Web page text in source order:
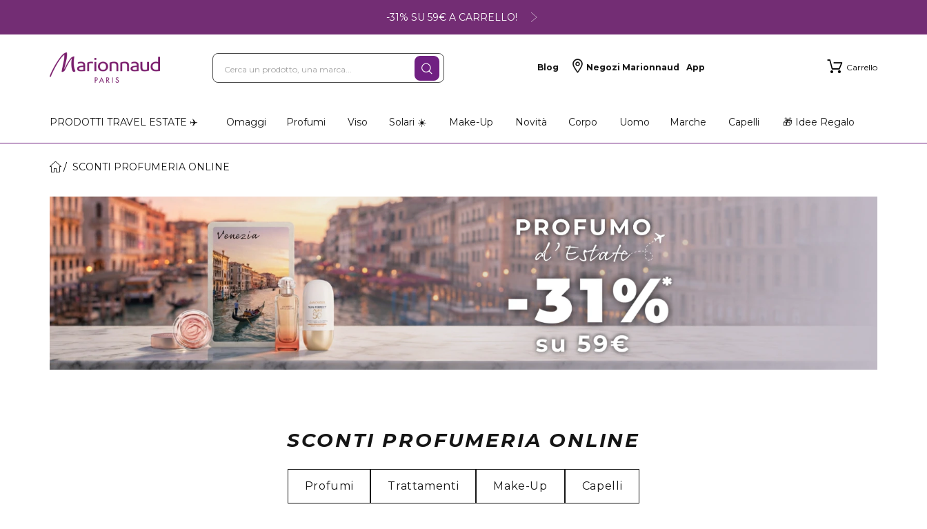
-31% SU 59€ A CARRELLO!
Blog Negozi Marionnaud App Carrello
PRODOTTI TRAVEL ESTATE ✈️ Omaggi Profumi Viso Solari ☀️ Make-Up Novità Corpo Uomo Marche Capelli 🎁 Idee Regalo
SCONTI PROFUMERIA ONLINE
SCONTI PROFUMERIA ONLINE
Profumi Trattamenti Make-Up Capelli